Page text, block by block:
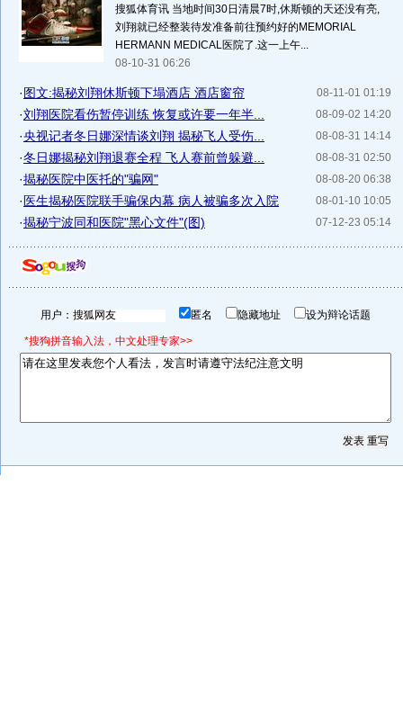
搜狐体育讯 当地时间30日清晨7时,休斯顿的天还没有亮,
刘翔就已经整装待发准备前往预约好的MEMORIAL
HERMANN MEDICAL医院了.这一上午...
08-10-31 06:26
08-11-01 01:19
·图文:揭秘刘翔休斯顿下塌酒店 酒店窗帘
08-09-02 14:20
·刘翔医院看伤暂停训练 恢复或许要一年半...
08-08-31 14:14
·央视记者冬日娜深情谈刘翔 揭秘飞人受伤...
08-08-31 02:50
·冬日娜揭秘刘翔退赛全程 飞人赛前曾躲避...
08-08-20 06:38
·揭秘医院中医托的"骗网"
08-01-10 10:05
· 医生揭秘医院联手骗保内幕 病人被骗多次入院
07-12-23 05:14
·揭秘宁波同和医院"黑心文件"(图)
用户： 匿名 隐藏地址 设为辩论话题
*搜狗拼音输入法，中文处理专家>>